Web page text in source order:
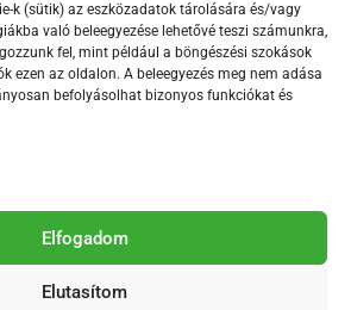
k (sütik) az eszközadatok tárolására és/vagy
való beleegyezése lehetővé teszi számunkra,
fel, mint például a böngészési szokások
ezen az oldalon. A beleegyezés meg nem adása
befolyásolhat bizonyos funkciókat és
Elfogadom
Elutasítom
tevékenységét a
Média Mecenatúra program